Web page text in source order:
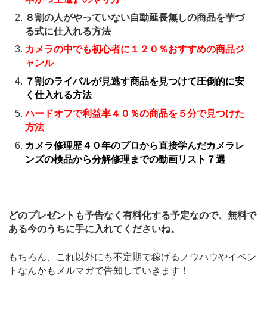
８割の人がやっていない自動延長無しの商品を芋づ
る式に仕入れる方法
カメラの中でも初心者に１２０％おすすめの商品ジ
ャンル
７割のライバルが見逃す商品を見つけて圧倒的に安
く仕入れる方法
ハードオフで利益率４０％の商品を５分で見つけた
方法
カメラ修理歴４０年のプロから直接学んだカメラレ
ンズの検品から分解修理までの動画リスト７選
どのプレゼントも予告なく有料化する予定なので、無料で
ある今のうちに手に入れてくださいね。
もちろん、これ以外にも不定期で稼げるノウハウやイベン
トなんかもメルマガで告知していきます！